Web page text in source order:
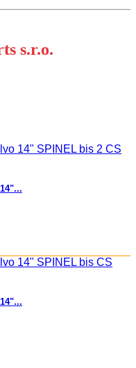
s.r.o.